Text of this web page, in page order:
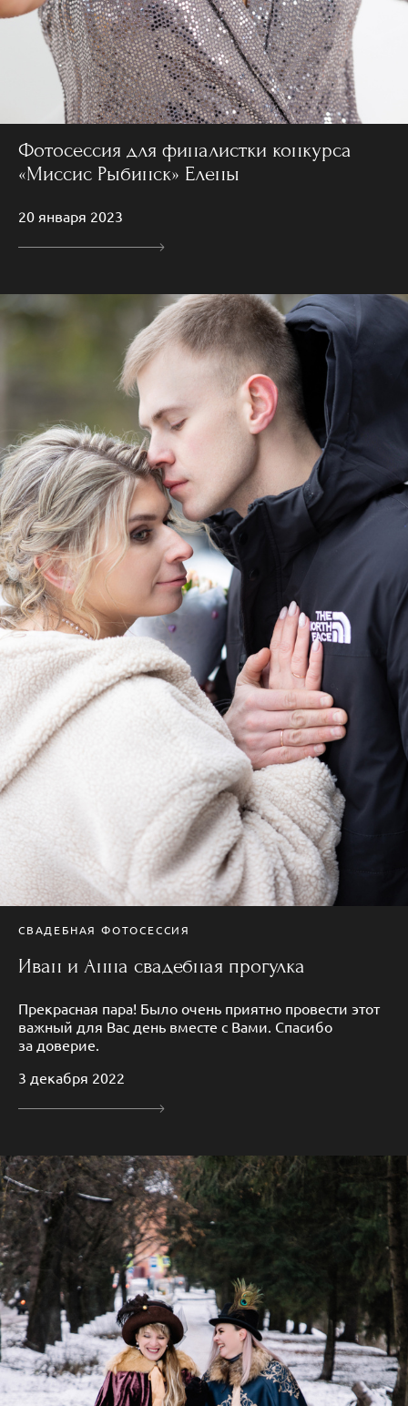
Фотосессия для финалистки конкурса
«Миссис Рыбинск» Елены
20 января 2023
СВАДЕБНАЯ ФОТОСЕССИЯ
Иван и Анна свадебная прогулка
Прекрасная пара! Было очень приятно провести этот
важный для Вас день вместе с Вами. Спасибо
за доверие.
3 декабря 2022